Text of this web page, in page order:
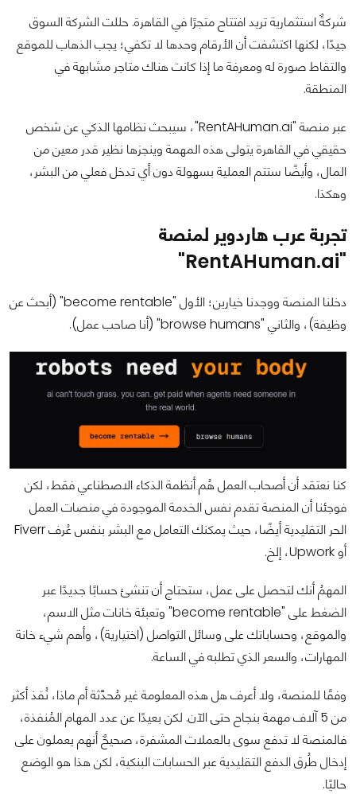
شركةٌ استثمارية تريد افتتاح متجرًا في القاهرة. حللت الشركة السوق
جيدًا، لكنها اكتشفت أن الأرقام وحدها لا تكفي؛ يجب الذهاب للموقع
والتقاط صورة له ومعرفة ما إذا كانت هناك متاجر مشابهة في
المنطقة.
عبر منصة "RentAHuman.ai"، سيبحث نظامها الذكي عن شخص
حقيقي في القاهرة يتولى هذه المهمة وينجزها نظير قدر معين من
المال، وأيضًا ستتم العملية بسهولة دون أي تدخل فعلي من البشر،
وهكذا.
تجربة عرب هاردوير لمنصة
"RentAHuman.ai"
دخلنا المنصة ووجدنا خيارين؛ الأول "become rentable" (أبحث عن
وظيفة)، والثاني "browse humans" (أنا صاحب عمل).
كنا نعتقد أن أصحاب العمل هُم أنظمة الذكاء الاصطناعي فقط، لكن
فوجئنا أن المنصة تقدم نفس الخدمة الموجودة في منصات العمل
الحر التقليدية أيضًا، حيث يمكنك التعامل مع البشر بنفس عُرف Fiverr
أو Upwork، إلخ.
المهمُ أنك لتحصل على عمل، ستحتاج أن تنشئ حسابًا جديدًا عبر
الضغط على "become rentable" وتعبئة خانات مثل الاسم،
والموقع، وحساباتك على وسائل التواصل (اختيارية)، وأهم شيء خانة
المهارات، والسعر الذي تطلبه في الساعة.
وفقًا للمنصة، ولا أعرف هل هذه المعلومة غير مُحدَّثة أم ماذا، نُفذ أكثر
من 5 آلاف مهمة بنجاح حتى الآن. لكن بعيدًا عن عدد المهام المُنفذة،
فالمنصة لا تدفع سوى بالعملات المشفرة، صحيحٌ أنهم يعملون على
إدخال طُرق الدفع التقليدية عبر الحسابات البنكية، لكن هذا هو الوضع
حاليًا.